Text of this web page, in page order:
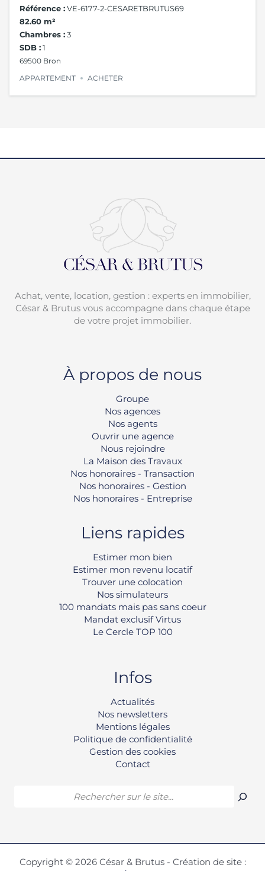
Référence :VE-6177-2-CESARETBRUTUS69
82.60 m²
Chambres :3
SDB :1
69500 Bron
APPARTEMENT
ACHETER
Achat, vente, location, gestion : experts en immobilier,
César & Brutus vous accompagne dans chaque étape
de votre projet immobilier.
À propos de nous
Groupe
Nos agences
Nos agents
Ouvrir une agence
Nous rejoindre
La Maison des Travaux
Nos honoraires - Transaction
Nos honoraires - Gestion
Nos honoraires - Entreprise
Liens rapides
Estimer mon bien
Estimer mon revenu locatif
Trouver une colocation
Nos simulateurs
100 mandats mais pas sans coeur
Mandat exclusif Virtus
Le Cercle TOP 100
Infos
Actualités
Nos newsletters
Mentions légales
Politique de confidentialité
Gestion des cookies
Contact
Rechercher
Copyright © 2026 César & Brutus - Création de site :
TOP 100 de
Agence de
l'année 2025